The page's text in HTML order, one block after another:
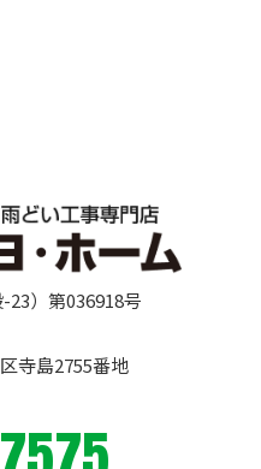
23）第036918号
寺島2755番地